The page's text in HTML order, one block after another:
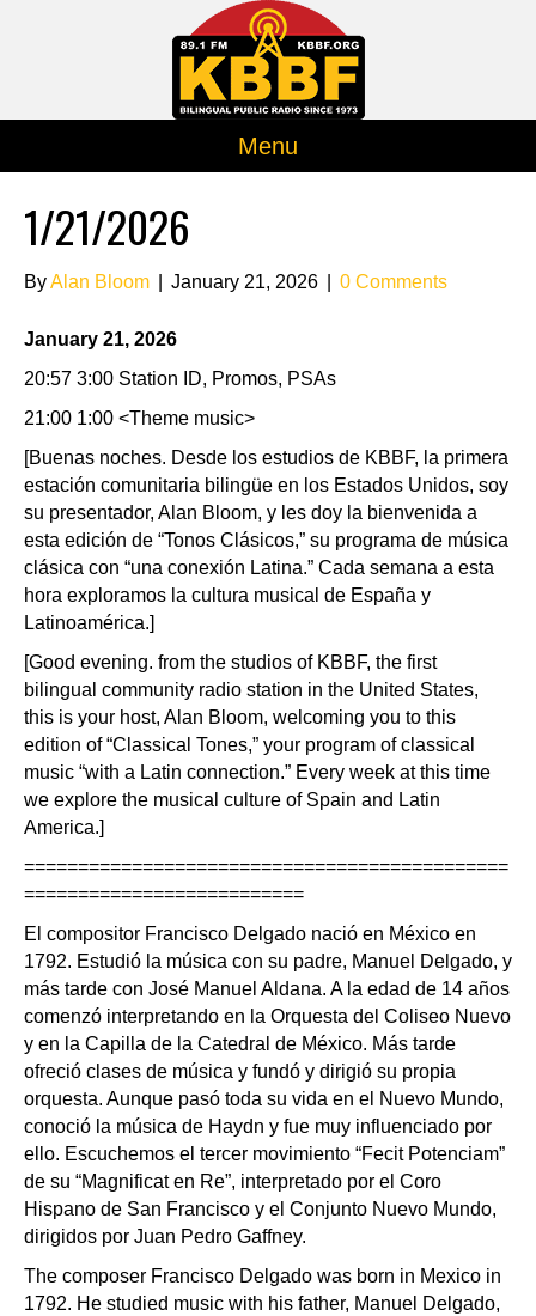
Menu
1/21/2026
ByAlan Bloom January 21, 2026 0 Comments
January 21, 2026
20:57 3:00 Station ID, Promos, PSAs
21:00 1:00 <Theme music>
[Buenas noches. Desde los estudios de KBBF, la primera
estación comunitaria bilingüe en los Estados Unidos, soy
su presentador, Alan Bloom, y les doy la bienvenida a
esta edición de “Tonos Clásicos,” su programa de música
clásica con “una conexión Latina.” Cada semana a esta
hora exploramos la cultura musical de España y
Latinoamérica.]
[Good evening. from the studios of KBBF, the first
bilingual community radio station in the United States,
this is your host, Alan Bloom, welcoming you to this
edition of “Classical Tones,” your program of classical
music “with a Latin connection.” Every week at this time
we explore the musical culture of Spain and Latin
America.]
=============================================
==========================
El compositor Francisco Delgado nació en México en
1792. Estudió la música con su padre, Manuel Delgado, y
más tarde con José Manuel Aldana. A la edad de 14 años
comenzó interpretando en la Orquesta del Coliseo Nuevo
y en la Capilla de la Catedral de México. Más tarde
ofreció clases de música y fundó y dirigió su propia
orquesta. Aunque pasó toda su vida en el Nuevo Mundo,
conoció la música de Haydn y fue muy influenciado por
ello. Escuchemos el tercer movimiento “Fecit Potenciam”
de su “Magnificat en Re”, interpretado por el Coro
Hispano de San Francisco y el Conjunto Nuevo Mundo,
dirigidos por Juan Pedro Gaffney.
The composer Francisco Delgado was born in Mexico in
1792. He studied music with his father, Manuel Delgado,